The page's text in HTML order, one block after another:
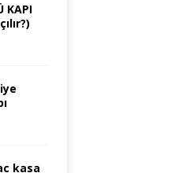
KAPI
kasa